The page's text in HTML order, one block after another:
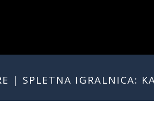
| SPLETNA IGRALNICA: